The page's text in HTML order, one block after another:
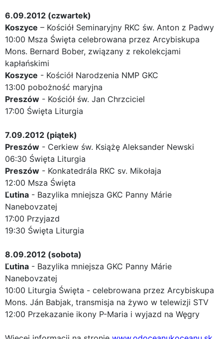
6.09.2012 (czwartek)
Koszyce – Kościół Seminaryjny RKC św. Anton z Padwy
10:00 Msza Święta celebrowana przez Arcybiskupa
Mons. Bernard Bober, związany z rekolekcjami
kapłańskimi
Koszyce - Kościół Narodzenia NMP GKC
13:00 pobożność maryjna
Preszów - Kościół św. Jan Chrzciciel
17:00 Święta Liturgia
7.09.2012 (piątek)
Preszów - Cerkiew św. Książę Aleksander Newski
06:30 Święta Liturgia
Preszów - Konkatedrála RKC sv. Mikołaja
12:00 Msza Święta
Ľutina - Bazylika mniejsza GKC Panny Márie
Nanebovzatej
17:00 Przyjazd
19:30 Święta Liturgia
8.09.2012 (sobota)
Ľutina - Bazylika mniejsza GKC Panny Márie
Nanebovzatej
10:00 Liturgia Święta - celebrowana przez Arcybiskupa
Mons. Ján Babjak, transmisja na żywo w telewizji STV
12:00 Przekazanie ikony P-Maria i wyjazd na Węgry